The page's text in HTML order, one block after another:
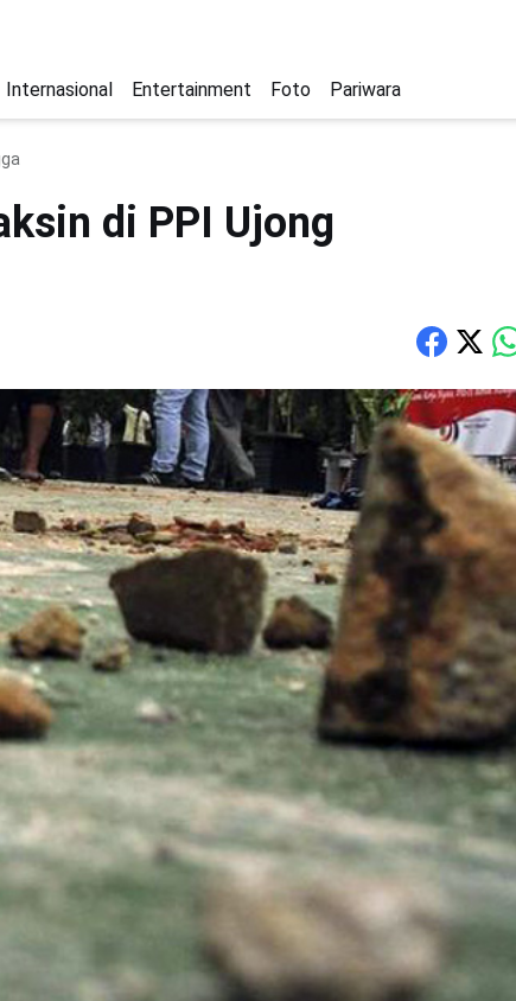
Internasional Entertainment Foto Pariwara
di PPI Ujong